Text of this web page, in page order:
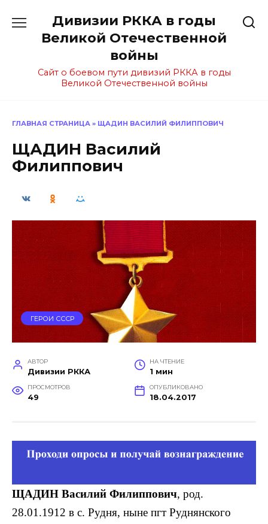
содержанию
Дивизии РККА в годы
Великой Отечественной
войны
Сайт о боевом пути дивизий РККА в годы
Великой Отечественной войны
ГЛАВНАЯ СТРАНИЦА » ЩАДИН ВАСИЛИЙ ФИЛИППОВИЧ
ЩАДИН Василий
Филиппович
ГЕРОИ СССР
АВТОР
Дивизии РККА
НА ЧТЕНИЕ
1 мин
ПРОСМОТРОВ
49
ОПУБЛИКОВАНО
18.04.2017
ЩАДИН Василий Филиппович, род.
28.01.1912 в с. Рудня, ныне пгт Руднянского